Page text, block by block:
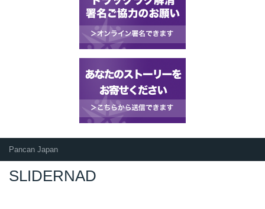
Pancan Japan
SLIDERNAD